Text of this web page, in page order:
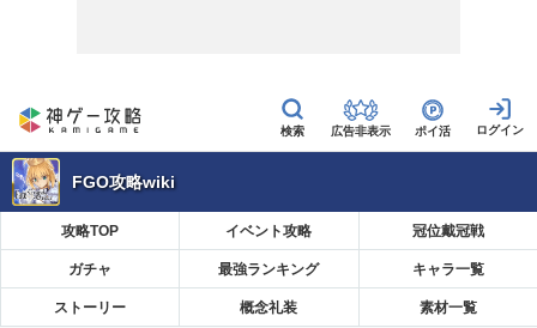
広告非表示 ポイ活
FGO攻略wiki
攻略TOP イベント攻略 冠位戴冠戦
ガチャ 最強ランキング キャラ一覧
ストーリー 概念礼装 素材一覧